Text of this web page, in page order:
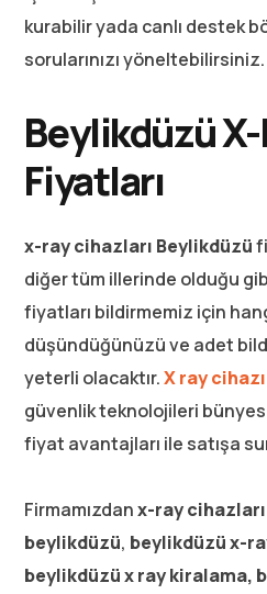
kurabilir yada canlı destek
sorularınızı yöneltebilirsiniz.
Beylikdüzü X-
Fiyatları
x-ray cihazları Beylikdüzü
diğer tüm illerinde olduğu
fiyatları bildirmemiz için
düşündüğünüzü ve adet
yeterli olacaktır.X ray
güvenlik teknolojileri
fiyat avantajları ile satışa
Firmamızdanx-ray cihazları
beylikdüzü, beylikdüzüx-
beylikdüzü x ray kiralama,